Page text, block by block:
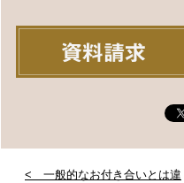
< 一般的なお付き合いとは違